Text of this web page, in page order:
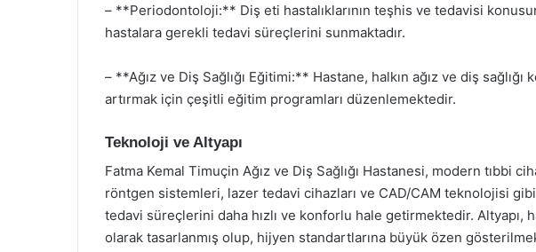
– **Periodontoloji:** Diş eti hastalıklarının teşhis ve tedavisi
hastalara gerekli tedavi süreçlerini sunmaktadır.
– **Ağız ve Diş Sağlığı Eğitimi:** Hastane, halkın ağız ve diş sağlığı
artırmak için çeşitli eğitim programları düzenlemektedir.
Teknoloji ve Altyapı
Fatma Kemal Timuçin Ağız ve Diş Sağlığı Hastanesi, modern tıbbi
röntgen sistemleri, lazer tedavi cihazları ve CAD/CAM teknolojisi
tedavi süreçlerini daha hızlı ve konforlu hale getirmektedir. Altyapı,
olarak tasarlanmış olup, hijyen standartlarına büyük özen